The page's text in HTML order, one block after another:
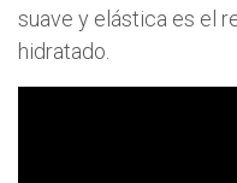
suave y elástica es el
hidratado.